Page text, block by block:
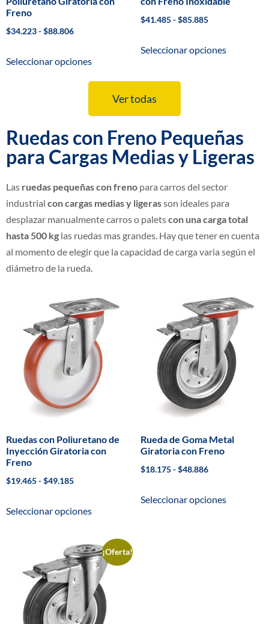
Freno
$34.223-$88.806
Seleccionar opciones
$41.485-$85.885
Seleccionar opciones
Ver todas
Ruedas con Freno Pequeñas
para Cargas Medias y Ligeras
Las ruedas pequeñas con freno para carros del sector
industrial con cargas medias y ligerasson ideales para
desplazar manualmente carros o paletscon una carga total
hasta 500 kg las ruedas mas grandes. Hay que tener en cuenta
al momento de elegir que la capacidad de carga varia según el
diámetro de la rueda.
Ruedas con Poliuretano de
Inyección Giratoria con
Freno
$19.465-$49.185
Seleccionar opciones
Rueda de Goma Metal
Giratoria con Freno
$18.175-$48.886
Seleccionar opciones
¡Oferta!